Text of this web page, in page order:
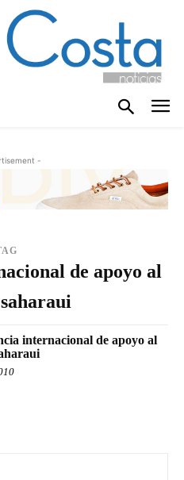
-
de apoyo al
internacional de apoyo al